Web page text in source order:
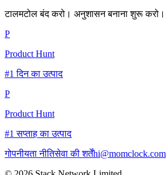
टालमटोल बंद करो। अनुशासन बनाना शुरू करो।
P
Product Hunt
#1 दिन का उत्पाद
P
Product Hunt
#1 सप्ताह का उत्पाद
गोपनीयता नीतिसेवा की शर्तेंhi@momclock.com